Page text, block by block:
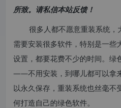
所致。请私信本站反馈！
很多人都不愿意重装系统
需要安装很多软件，特别是一些
设置，都要花费不少的时间。绿
——不用安装，到哪儿都可以拿
以永久保存，重装系统也丝毫不
何打造自己的绿色软件。